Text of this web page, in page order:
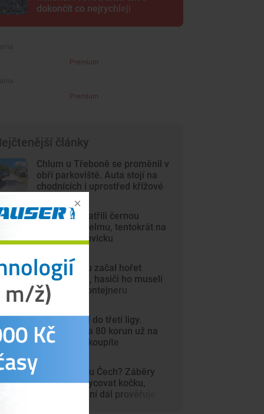
dokončit co nejrychleji
Premium
Premium
články
Chlum u Třeboně se proměnil v
obří parkoviště. Auta stojí na
chodnících i uprostřed křížové
Lidé opět spatřili černou
kočkovitou šelmu, tentokrát na
Českobudějovicku
V autosalonu začal hořet
elektromobil, hasiči ho museli
ponořit do kontejneru
Dynamo míří do třetí ligy.
Vstupenky za 80 korun už na
internetu nekoupíte
Šelma na jihu Čech? Záběry
mohou zachycovat kočku,
policie hlášení dál prověřuje